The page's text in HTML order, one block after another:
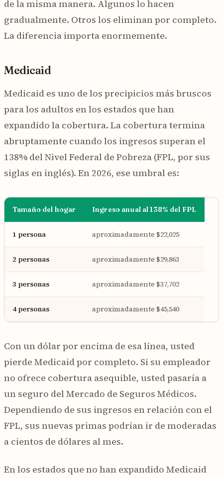
de la misma manera. Algunos lo hacen
gradualmente. Otros los eliminan por completo.
La diferencia importa enormemente.
Medicaid
Medicaid es uno de los precipicios más bruscos
para los adultos en los estados que han
expandido la cobertura. La cobertura termina
abruptamente cuando los ingresos superan el
138% del Nivel Federal de Pobreza (FPL, por sus
siglas en inglés). En 2026, ese umbral es:
Tamaño del hogar Ingreso anual al 138% del FPL
1 persona aproximadamente $22,025
2 personas aproximadamente $29,863
3 personas aproximadamente $37,702
4 personas aproximadamente $45,540
Con un dólar por encima de esa línea, usted
pierde Medicaid por completo. Si su empleador
no ofrece cobertura asequible, usted pasaría a
un seguro del Mercado de Seguros Médicos.
Dependiendo de sus ingresos en relación con el
FPL, sus nuevas primas podrían ir de moderadas
a cientos de dólares al mes.
En los estados que no han expandido Medicaid